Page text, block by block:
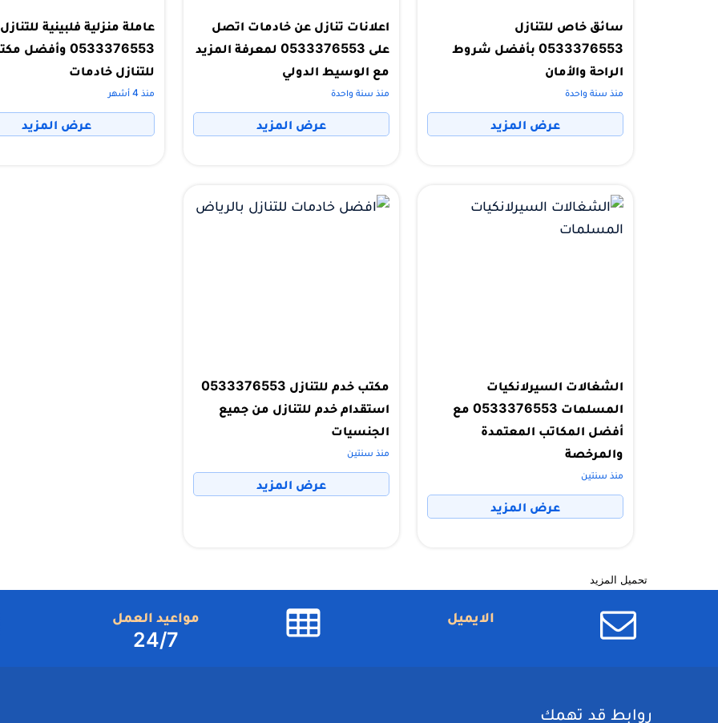
سائق خاص للتنازل
0533376553 بأفضل شروط
الراحة والأمان
منذ سنة واحدة
عرض المزيد
اعلانات تنازل عن خادمات اتصل
على 0533376553 لمعرفة المزيد
مع الوسيط الدولي
منذ سنة واحدة
عرض المزيد
عاملة منزلية فلبينية للتنازل
0533376553 وأفضل
للتنازل خادمات
منذ 4 أشهر
عرض المزيد
الشغالات السيرلانكيات
المسلمات 0533376553 مع
أفضل المكاتب المعتمدة
والمرخصة
منذ سنتين
عرض المزيد
مكتب خدم للتنازل 0533376553
استقدام خدم للتنازل من جميع
الجنسيات
منذ سنتين
عرض المزيد
تحميل المزيد
الايميل مواعيد العمل
24/7
روابط قد تهمك